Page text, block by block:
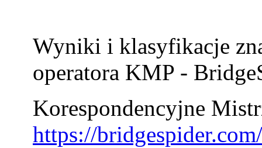
Wyniki i klasyfikacje
operatora KMP -
Korespondencyjne
https://